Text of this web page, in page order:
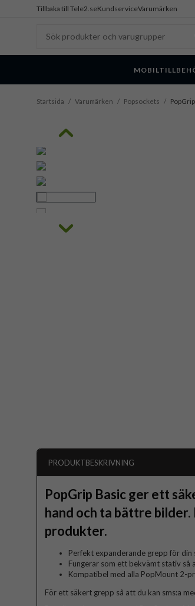
Tillbaka till Tele2.seKundserviceVarumärken
Startsida / Varumärken / Popsockets /
PRODUKTBESKRIVNING
PopGrip Basic ger ett
hand och ta bättre
produkter.
Perfekt expanderande grepp för din
Fungerar som ett bekvämt stativ
Kompatibel med alla PopMount 2-
För ett säkert grepp så att du kan sms:a